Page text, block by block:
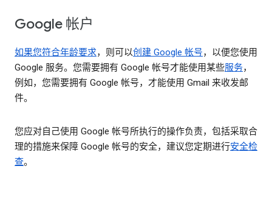
Google 帐户
如果您符合年龄要求，则可以创建 Google 帐号，以便您使用
Google 服务。您需要拥有 Google 帐号才能使用某些服务，
例如，您需要拥有 Google 帐号，才能使用 Gmail 来收发邮
件。
您应对自己使用 Google 帐号所执行的操作负责，包括采取合
理的措施来保障 Google 帐号的安全，建议您定期进行安全检
查。